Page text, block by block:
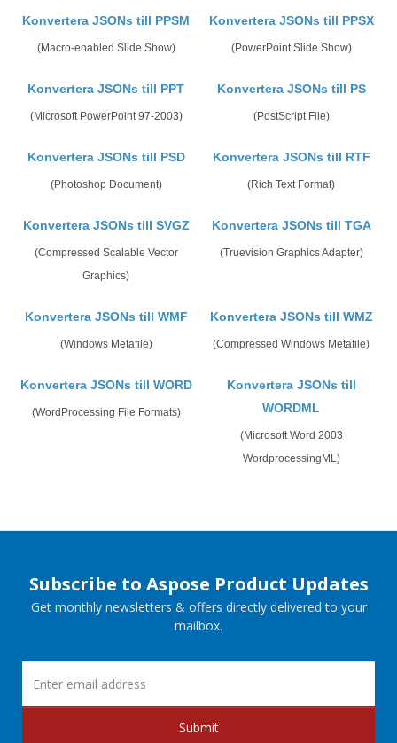
Konvertera JSONs till PPSM
(Macro-enabled Slide Show)
Konvertera JSONs till PPSX
(PowerPoint Slide Show)
Konvertera JSONs till PPT
(Microsoft PowerPoint 97-2003)
Konvertera JSONs till PS
(PostScript File)
Konvertera JSONs till PSD
(Photoshop Document)
Konvertera JSONs till RTF
(Rich Text Format)
Konvertera JSONs till SVGZ
(Compressed Scalable Vector
Graphics)
Konvertera JSONs till TGA
(Truevision Graphics Adapter)
Konvertera JSONs till WMF
(Windows Metafile)
Konvertera JSONs till WMZ
(Compressed Windows Metafile)
Konvertera JSONs till WORD
(WordProcessing File Formats)
Konvertera JSONs till
WORDML
(Microsoft Word 2003
WordprocessingML)
Subscribe to Aspose Product Updates
Get monthly newsletters & offers directly delivered to your
mailbox.
Submit